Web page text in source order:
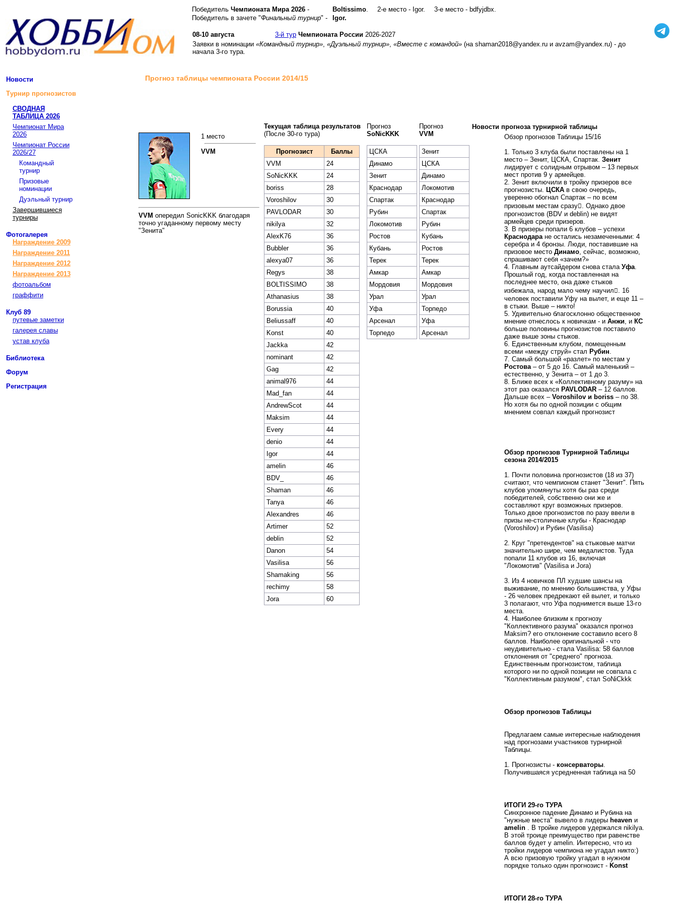
Победитель Чемпионата Мира 2026 - Boltissimo. 2-е место - Igor.
3-е место - bdfyjdbx.
Победитель в зачете "Финальный турнир" - Igor.
08-10 августа 3-й тур Чемпионата России 2026-2027
Заявки в номинации «Командный турнир», «Дуэльный турнир», «Вместе с командой» (на shaman2018@yandex.ru и avzam@yandex.ru) - до
начала 3-го тура.
Новости
Турнир прогнозистов
СВОДНАЯ
ТАБЛИЦА 2026
Чемпионат Мира
2026
Чемпионат России
2026/27
Командный
турнир
Призовые
номинации
Дуэльный турнир
Завершившиеся
турниры
Фотогалерея
Награждение 2009
Награждение 2011
Награждение 2012
Награждение 2013
фотоальбом
граффити
Клуб 89
путевые заметки
галерея славы
устав клуба
Библиотека
Форум
Регистрация
Прогноз таблицы чемпионата России 2014/15
1 место
VVM
VVM опередил SonicKKK благодаря
точно угаданному первому месту
"Зенита"
Текущая таблица результатов
(После 30-го тура)
Прогнозист
Баллы
VVM
24
SoNicKKK
24
boriss
28
Voroshilov
30
PAVLODAR
30
nikilya
32
AlexK76
36
Bubbler
36
alexya07
36
Regys
38
BOLTISSIMO
38
Athanasius
38
Borussia
40
Beliussaff
40
Konst
40
Jackka
42
nominant
42
Gag
42
animal976
44
Mad_fan
44
AndrewScot
44
Maksim
44
Every
44
denio
44
Igor
44
amelin
46
BDV_
46
Shaman
46
Tanya
46
Alexandres
46
Artimer
52
deblin
52
Danon
54
Vasilisa
56
Shamaking
56
rechimy
58
Jora
60
Прогноз
SoNicKKK
ЦСКА
Динамо
Зенит
Краснодар
Спартак
Рубин
Локомотив
Ростов
Кубань
Терек
Амкар
Мордовия
Урал
Уфа
Арсенал
Торпедо
Прогноз
VVM
Зенит
ЦСКА
Динамо
Локомотив
Краснодар
Спартак
Рубин
Кубань
Ростов
Терек
Амкар
Мордовия
Урал
Торпедо
Уфа
Арсенал
Новости прогноза турнирной таблицы
Обзор прогнозов Таблицы 15/16
1. Только 3 клуба были поставлены на 1
место – Зенит, ЦСКА, Спартак. Зенит
лидирует с солидным отрывом – 13 первых
мест против 9 у армейцев.
2. Зенит включили в тройку призеров все
прогнозисты. ЦСКА в свою очередь,
уверенно обогнал Спартак – по всем
призовым местам сразу. Однако двое
прогнозистов (BDV и deblin) не видят
армейцев среди призеров.
3. В призеры попали 6 клубов – успехи
Краснодаране остались незамеченными: 4
серебра и 4 бронзы. Люди, поставившие на
призовое место Динамо, сейчас, возможно,
спрашивают себя «зачем?»
4. Главным аутсайдером снова стала Уфа.
Прошлый год, когда поставленная на
последнее место, она даже стыков
избежала, народ мало чему научил. 16
человек поставили Уфу на вылет, и еще 11 –
в стыки. Выше – никто!
5. Удивительно благосклонно общественное
мнение отнеслось к новичкам - и Анжи, и КС
больше половины прогнозистов поставило
даже выше зоны стыков.
6. Единственным клубом, помещенным
всеми «между струй» стал Рубин.
7. Самый большой «разлет» по местам у
Ростова– от 5 до 16. Самый маленький –
естественно, у Зенита – от 1 до 3.
8. Ближе всех к «Коллективному разуму» на
этот раз оказался PAVLODAR – 12 баллов.
Дальше всех – Voroshilov и boriss – по 38.
Но хотя бы по одной позиции с общим
мнением совпал каждый прогнозист
Обзор прогнозов Турнирной Таблицы
сезона 2014/2015
1. Почти половина прогнозистов (18 из 37)
считают, что чемпионом станет "Зенит". Пять
клубов упомянуты хотя бы раз среди
победителей, собственно они же и
составляют круг возможных призеров.
Только двое прогнозистов по разу ввели в
призы не-столичные клубы - Краснодар
(Voroshilov) и Рубин (Vasilisa)
2. Круг "претендентов" на стыковые матчи
значительно шире, чем медалистов. Туда
попали 11 клубов из 16, включая
"Локомотив" (Vasilisa и Jora)
3. Из 4 новичков ПЛ худшие шансы на
выживание, по мнению большинства, у Уфы
- 26 человек предрекают ей вылет, и только
3 полагают, что Уфа поднимется выше 13-го
места.
4. Наиболее близким к прогнозу
"Коллективного разума" оказался прогноз
Maksim? его отклонение составило всего 8
баллов. Наиболее оригинальной - что
неудивительно - стала Vasilisa: 58 баллов
отклонения от "среднего" прогноза.
Единственным прогнозистом, таблица
которого ни по одной позиции не совпала с
"Коллективным разумом", стал SoNiCkkk
Обзор прогнозов Таблицы
Предлагаем самые интересные наблюдения
над прогнозами участников турнирной
Таблицы.
1. Прогнозисты - консерваторы.
Получившаяся усредненная таблица на 50
ИТОГИ 29-го ТУРА
Синхронное падение Динамо и Рубина на
"нужные места" вывело в лидеры heaven и
amelin . В тройке лидеров удержался nikilya.
В этой троице преимущество при равенстве
баллов будет у amelin. Интересно, что из
тройки лидеров чемпиона не угадал никто:)
А всю призовую тройку угадал в нужном
порядке только один прогнозист - Konst
ИТОГИ 28-го ТУРА